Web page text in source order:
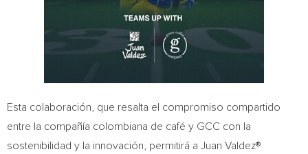
Esta colaboración, que resalta el compromiso compartido
entre la compañía colombiana de café y GCC con la
sostenibilidad y la innovación, permitirá a Juan Valdez®